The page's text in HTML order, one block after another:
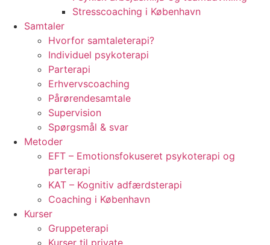
Stresscoaching i København
Samtaler
Hvorfor samtaleterapi?
Individuel psykoterapi
Parterapi
Erhvervscoaching
Pårørendesamtale
Supervision
Spørgsmål & svar
Metoder
EFT – Emotionsfokuseret psykoterapi og
parterapi
KAT – Kognitiv adfærdsterapi
Coaching i København
Kurser
Gruppeterapi
Kurser til private